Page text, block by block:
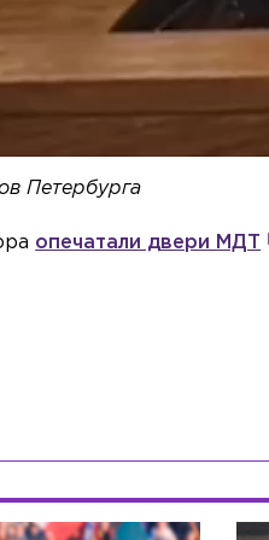
Петербурга
опечатали двери МДТ